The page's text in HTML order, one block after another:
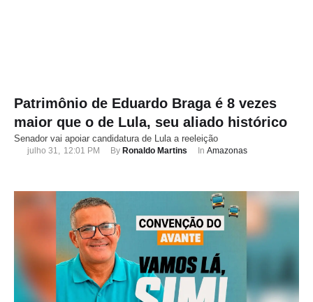
Patrimônio de Eduardo Braga é 8 vezes
maior que o de Lula, seu aliado histórico
Senador vai apoiar candidatura de Lula a reeleição
julho 31, 12:01 PM By Ronaldo Martins In Amazonas